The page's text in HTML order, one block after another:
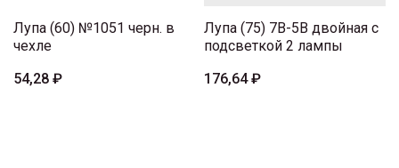
Лупа (60) №1051 черн. в
чехле
54,28 ₽
Лупа (75) 7B-5B двойная с
подсветкой 2 лампы
176,64 ₽